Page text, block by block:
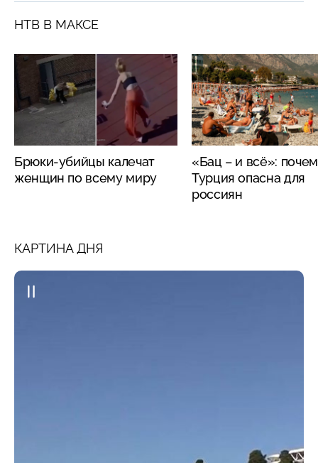
НТВ В МАКСЕ
Брюки-убийцы калечат
женщин по всему миру
«Бац – и всё»:
Турция опасна для
россиян
КАРТИНА ДНЯ